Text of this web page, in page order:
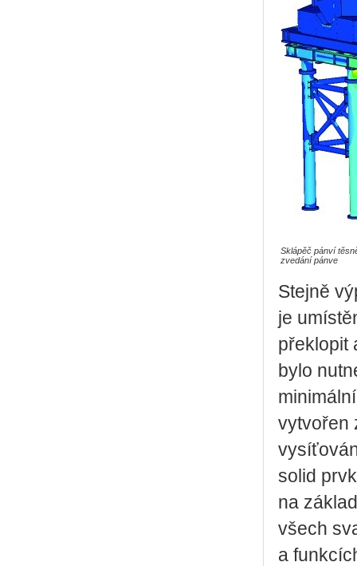
Sklápěč pánví
zvedání pánve
Stejně
je
překlopit
bylo
vytvořen
solid
na
všech
a